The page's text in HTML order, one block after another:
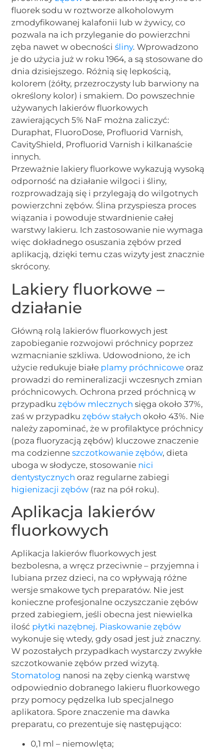
fluorek sodu w roztworze alkoholowym
zmodyfikowanej kalafonii lub w żywicy, co
pozwala na ich przyleganie do powierzchni
zęba nawet w obecnościśliny. Wprowadzono
je do użycia już w roku 1964, a są stosowane do
dnia dzisiejszego. Różnią się lepkością,
kolorem (żółty, przezroczysty lub barwiony na
określony kolor) i smakiem. Do powszechnie
używanych lakierów fluorkowych
zawierających 5% NaF można zaliczyć:
Duraphat, FluoroDose, Profluorid Varnish,
CavityShield, Profluorid Varnish i kilkanaście
innych.
Przeważnie lakiery fluorkowe wykazują wysoką
odporność na działanie wilgoci i śliny,
rozprowadzają się i przylegają do wilgotnych
powierzchni zębów. Ślina przyspiesza proces
wiązania i powoduje stwardnienie całej
warstwy lakieru. Ich zastosowanie nie wymaga
więc dokładnego osuszania zębów przed
aplikacją, dzięki temu czas wizyty jest znacznie
skrócony.
Lakiery fluorkowe –
działanie
Główną rolą lakierów fluorkowych jest
zapobieganie rozwojowi próchnicy poprzez
wzmacnianie szkliwa. Udowodniono, że ich
użycie redukuje białe plamy próchnicowe oraz
prowadzi do remineralizacji wczesnych zmian
próchnicowych. Ochrona przed próchnicą w
przypadkuzębów mlecznych sięga około 37%,
zaś w przypadkuzębów stałych około 43%. Nie
należy zapominać, że w profilaktyce próchnicy
(poza fluoryzacją zębów) kluczowe znaczenie
ma codzienneszczotkowanie zębów, dieta
uboga w słodycze, stosowanie nici
dentystycznych oraz regularne zabiegi
higienizacji zębów (raz na pół roku).
Aplikacja lakierów
fluorkowych
Aplikacja lakierów fluorkowych jest
bezbolesna, a wręcz przeciwnie – przyjemna i
lubiana przez dzieci, na co wpływają różne
wersje smakowe tych preparatów. Nie jest
konieczne profesjonalne oczyszczanie zębów
przed zabiegiem, jeśli obecna jest niewielka
ilość płytki nazębnej. Piaskowanie zębów
wykonuje się wtedy, gdy osad jest już znaczny.
W pozostałych przypadkach wystarczy zwykłe
szczotkowanie zębów przed wizytą.
Stomatolog nanosi na zęby cienką warstwę
odpowiednio dobranego lakieru fluorkowego
przy pomocy pędzelka lub specjalnego
aplikatora. Spore znaczenie ma dawka
preparatu, co prezentuje się następująco:
0,1 ml – niemowlęta;